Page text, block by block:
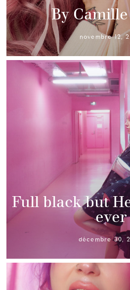
By
novembre 12,
Full black but
ever
décembre 30,